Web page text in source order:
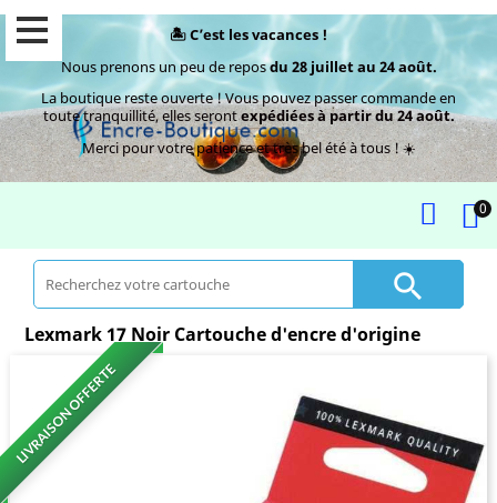
🏝️ C’est les vacances !
Nous prenons un peu de reposdu 28 juillet au 24 août.
La boutique reste ouverte ! Vous pouvez passer commande en
toute tranquillité, elles serontexpédiées à partir du 24 août.
Merci pour votre patience et très bel été à tous ! ☀️
0

Lexmark 17 Noir Cartouche d'encre d'origine
LIVRAISON OFFERTE